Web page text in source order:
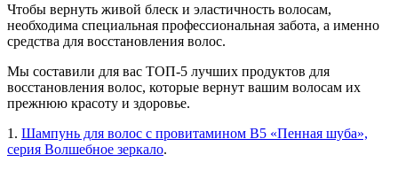
Чтобы вернуть живой блеск и эластичность волосам,
необходима специальная профессиональная забота, а именно
средства для восстановления волос.
Мы составили для вас ТОП-5 лучших продуктов для
восстановления волос, которые вернут вашим волосам их
прежнюю красоту и здоровье.
1. Шампунь для волос с провитамином В5 «Пенная шуба»,
серия Волшебное зеркало.